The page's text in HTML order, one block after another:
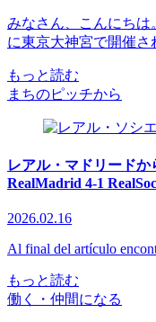
みなさん、こんにちは
に東京大神宮で開催
もっと読む
まちのピッチから
レアル・マドリードか
RealMadrid 4-1
2026.02.16
Al final del artículo
もっと読む
働く・仲間になる